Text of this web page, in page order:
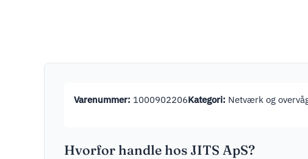
Varenummer: 1000902206Kategori: Netværk og
Hvorfor handle hos JITS ApS?